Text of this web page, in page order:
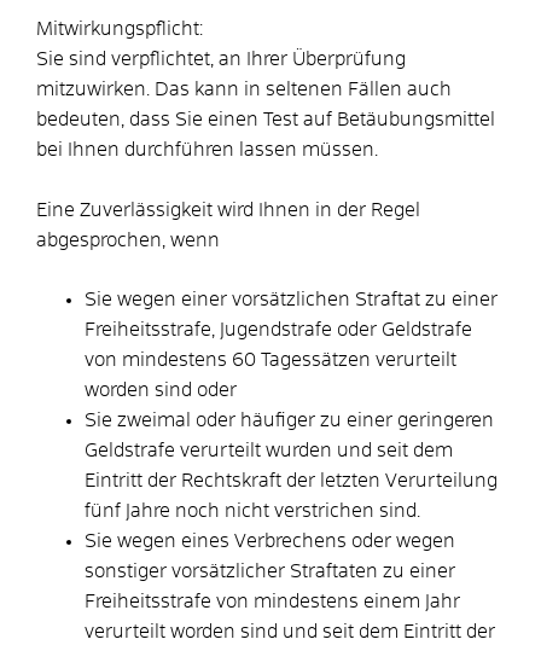
Mitwirkungspflicht:
Sie sind verpflichtet, an Ihrer Überprüfung
mitzuwirken. Das kann in seltenen Fällen auch
bedeuten, dass Sie einen Test auf Betäubungsmittel
bei Ihnen durchführen lassen müssen.
Eine Zuverlässigkeit wird Ihnen in der Regel
abgesprochen, wenn
Sie wegen einer vorsätzlichen Straftat zu einer
Freiheitsstrafe, Jugendstrafe oder Geldstrafe
von mindestens 60 Tagessätzen verurteilt
worden sind oder
Sie zweimal oder häufiger zu einer geringeren
Geldstrafe verurteilt wurden und seit dem
Eintritt der Rechtskraft der letzten Verurteilung
fünf Jahre noch nicht verstrichen sind.
Sie wegen eines Verbrechens oder wegen
sonstiger vorsätzlicher Straftaten zu einer
Freiheitsstrafe von mindestens einem Jahr
verurteilt worden sind und seit dem Eintritt der